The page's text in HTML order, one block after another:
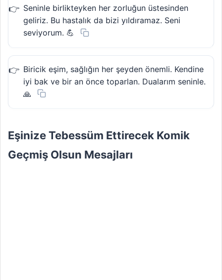
Seninle birlikteyken her zorluğun üstesinden
geliriz. Bu hastalık da bizi yıldıramaz. Seni
seviyorum. 💪
Biricik eşim, sağlığın her şeyden önemli. Kendine
iyi bak ve bir an önce toparlan. Dualarım seninle.
🙏
Eşinize Tebessüm Ettirecek Komik
Geçmiş Olsun Mesajları